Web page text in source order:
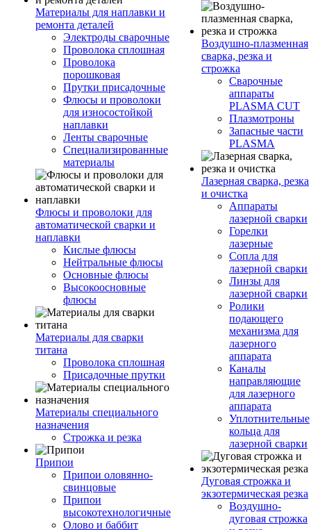
Материалы для наплавки и
ремонта деталей
Электроды сварочные
Проволока сплошная
Проволока
порошковая
Прутки присадочные
Флюсы и проволоки
для износостойкой
наплавки
Ленты сварочные
Специализированные
материалы
Флюсы и проволоки для
автоматической сварки и
наплавки
Кислые флюсы
Нейтральные флюсы
Основные флюсы
Высокоосновные
флюсы
Материалы для сварки
титана
Проволока сплошная
Присадочные прутки
Материалы специального
назначения
Строжка и резка
Припои
Припои оловянно-
свинцовые
Припои
высокотехнологичные
Олово и баббит
Воздушно-плазменная
сварка, резка и
строжка
Сварочные
аппараты
PLASMA CUT
Плазмотроны
Запасные части
PLASMA
Лазерная сварка, резка
и очистка
Аппараты
лазерной сварки
Горелки
лазерные
Сопла для
лазерной сварки
Линзы для
лазерной сварки
Ролики
подающего
механизма для
лазерного
аппарата
Каналы
направляющие
для лазерного
аппарата
Уплотнительные
кольца для
лазерной сварки
Дуговая строжка и
экзотермическая резка
Воздушно-
дуговая строжка